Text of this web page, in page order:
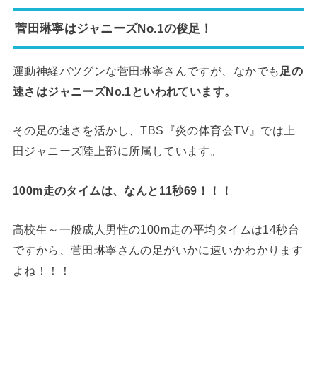
菅田琳寧はジャニーズNo.1の俊足！
運動神経バツグンな菅田琳寧さんですが、なかでも 足の
速さはジャニーズNo.1といわれています。
その足の速さを活かし、TBS『炎の体育会TV』では上
田ジャニーズ陸上部に所属しています。
100m走のタイムは、なんと11秒69！！！
高校生～一般成人男性の100m走の平均タイムは14秒台
ですから、菅田琳寧さんの足がいかに速いかわかります
よね！！！